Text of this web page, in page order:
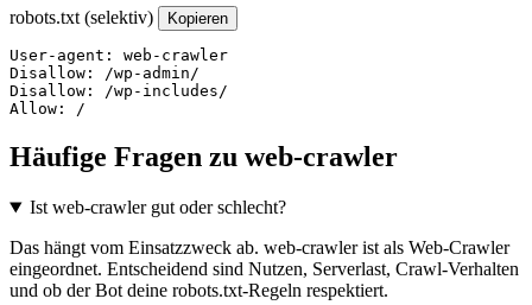
robots.txt (selektiv) Kopieren
User-agent: web-crawler
Disallow: /wp-admin/
Disallow: /wp-includes/
Allow: /
Häufige Fragen zu web-crawler
Ist web-crawler gut oder schlecht?
Das hängt vom Einsatzzweck ab. web-crawler ist als Web-Crawler
eingeordnet. Entscheidend sind Nutzen, Serverlast, Crawl-Verhalten
und ob der Bot deine robots.txt-Regeln respektiert.